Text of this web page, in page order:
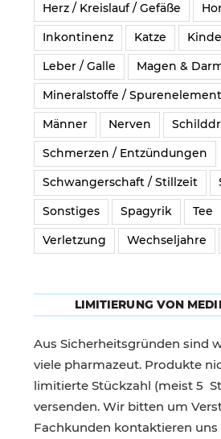
Herz / Kreislauf / Gefäße
Inkontinenz
Katze
Leber / Galle
Magen &
Mineralstoffe /
Männer
Nerven
Schmerzen / Entzündungen
Schwangerschaft / Stillzeit
Sonstiges
Spagyrik Tee
Verletzung
Wechseljahre
LIMITIERUNG VON
Aus Sicherheitsgründen sind
viele pharmazeut. Produkte
limitierte Stückzahl (meist 5
versenden. Wir bitten um
Fachkunden kontaktieren uns